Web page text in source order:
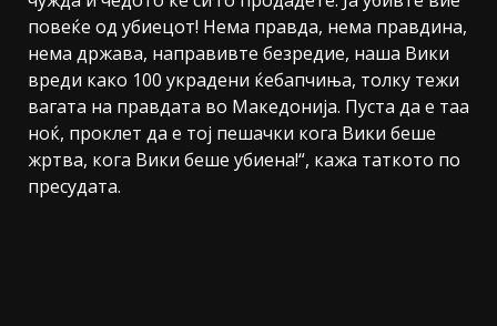
повеќе од убиецот! Нема правда, нема правдина,
нема држава, направивте безредие, наша Вики
вреди како 100 украдени ќебапчиња, толку тежи
вагата на правдата во Македонија. Пуста да е таа
ноќ, проклет да е тој пешачки кога Вики беше
жртва, кога Вики беше убиена!“, кажа таткото по
пресудата.